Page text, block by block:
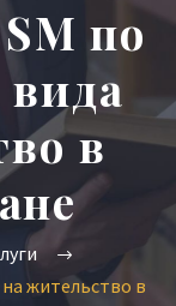
по
в
жительство в